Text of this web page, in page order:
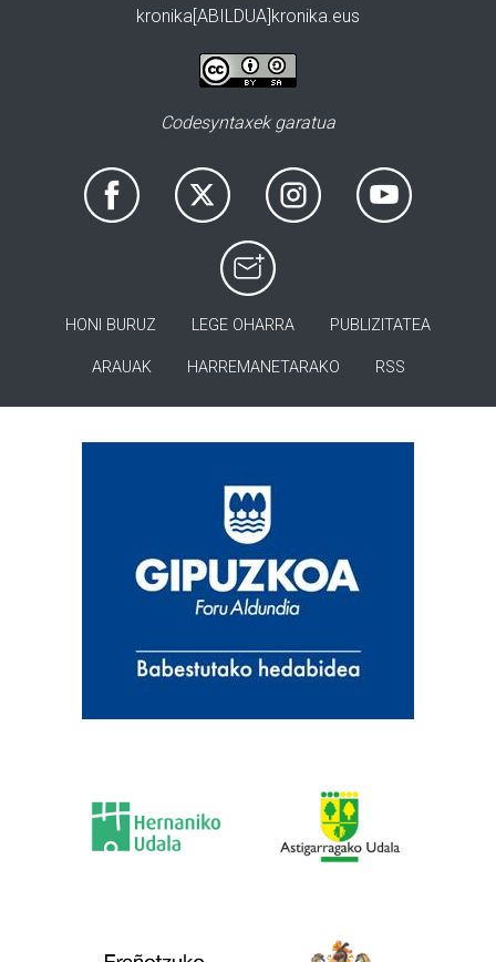
kronika[ABILDUA]kronika.eus
Codesyntaxek garatua
HONI BURUZ LEGE OHARRA PUBLIZITATEA
ARAUAK HARREMANETARAKO RSS